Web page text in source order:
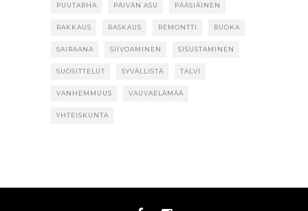
PUUTARHA PÄIVÄN ASU PÄÄSIÄINEN
RAKKAUS RASKAUS REMONTTI RUOKA
SAIRAANA SIIVOAMINEN SISUSTAMINEN
SUOSITTELUT SYVÄLLISTÄ TALVI
VANHEMMUUS VAUVAELÄMÄÄ
YHTEISKUNTA